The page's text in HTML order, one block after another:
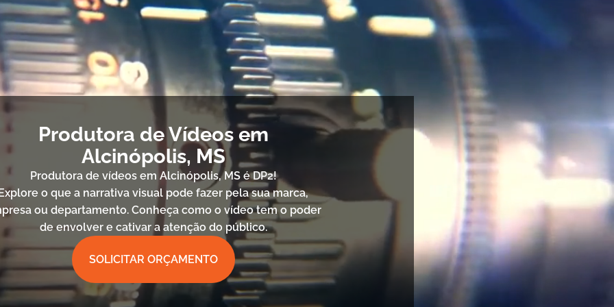
Produtora de Vídeos em
Alcinópolis, MS
Produtora de vídeos em Alcinópolis, MS é DP2!
o que a narrativa visual pode fazer pela sua marca,
ou departamento. Conheça como o vídeo tem o poder
de envolver e cativar a atenção do público.
SOLICITAR ORÇAMENTO